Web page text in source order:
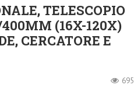
TELESCOPIO
(16X-120X)
CERCATORE E
695